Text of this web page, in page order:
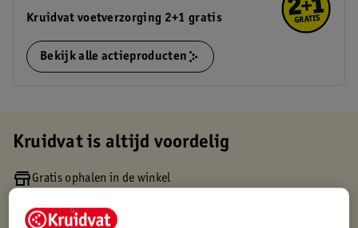
Kruidvat voetverzorging 2+1 gratis
Bekijk alle actieproducten
Kruidvat is altijd voordelig
Gratis ophalen in de winkel
Gratis thuisbezorgd vanaf 50.00